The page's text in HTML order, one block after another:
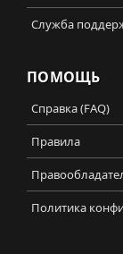
Служба
ПОМОЩЬ
Справка (FAQ)
Правила
Политика